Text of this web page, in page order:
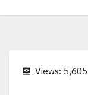
Views: 5,605